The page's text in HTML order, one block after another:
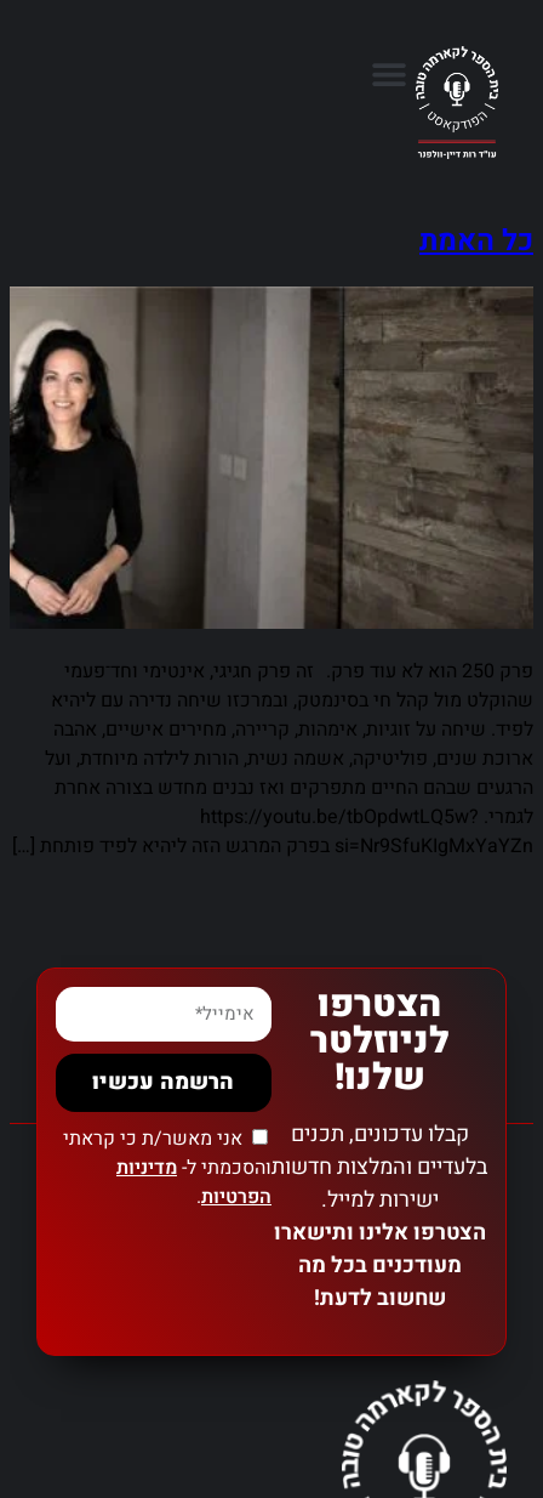
כל האמת
פרק 250 הוא לא עוד פרק. זה פרק חגיגי, אינטימי וחד־פעמי
שהוקלט מול קהל חי בסינמטק, ובמרכזו שיחה נדירה עם ליהיא
לפיד. שיחה על זוגיות, אימהות, קריירה, מחירים אישיים, אהבה
ארוכת שנים, פוליטיקה, אשמה נשית, הורות לילדה מיוחדת, ועל
הרגעים שבהם החיים מתפרקים ואז נבנים מחדש בצורה אחרת
לגמרי. https://youtu.be/tbOpdwtLQ5w?
si=Nr9SfuKIgMxYaYZn בפרק המרגש הזה ליהיא לפיד פותחת […]
הצטרפו
לניוזלטר
שלנו!
קבלו עדכונים, תכנים
בלעדיים והמלצות חדשות
ישירות למייל.
הצטרפו אלינו ותישארו
מעודכנים בכל מה
שחשוב לדעת!
אני מאשר/ת כי קראתי
והסכמתי ל-מדיניות
הפרטיות.
הרשמה עכשיו